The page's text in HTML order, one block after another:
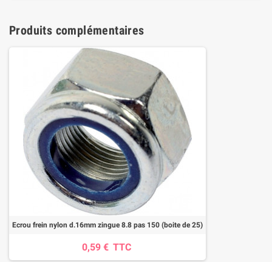
Produits complémentaires
Ecrou frein nylon d.16mm zingue 8.8 pas 150 (boite de 25)
0,59 € TTC